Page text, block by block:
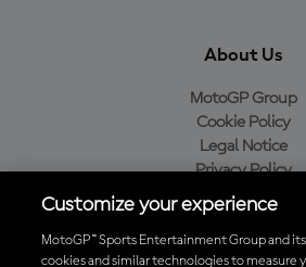
About Us
MotoGP Group
Cookie Policy
Legal Notice
Privacy Policy
Purchase Policy
Customize your experience
MotoGP™ Sports Entertainment Group and
cookies and similar technologies to measure